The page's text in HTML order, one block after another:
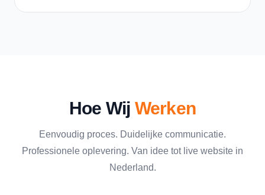
Hoe Wij Werken
Eenvoudig proces. Duidelijke communicatie.
Professionele oplevering. Van idee tot live website in
Nederland.